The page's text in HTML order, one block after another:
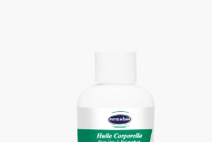
€96.99